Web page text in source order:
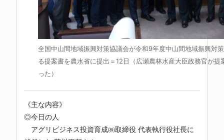
全国中山間地域振興対策協議会が令和9年度中山間地域振興対
る提案書を農水省に提出＝12日（広瀬農林水産大臣政務官が提
った）
《主な内容》
◎今日の人
アグリビジネス投資育成㈱取締役 代表執行役社長に